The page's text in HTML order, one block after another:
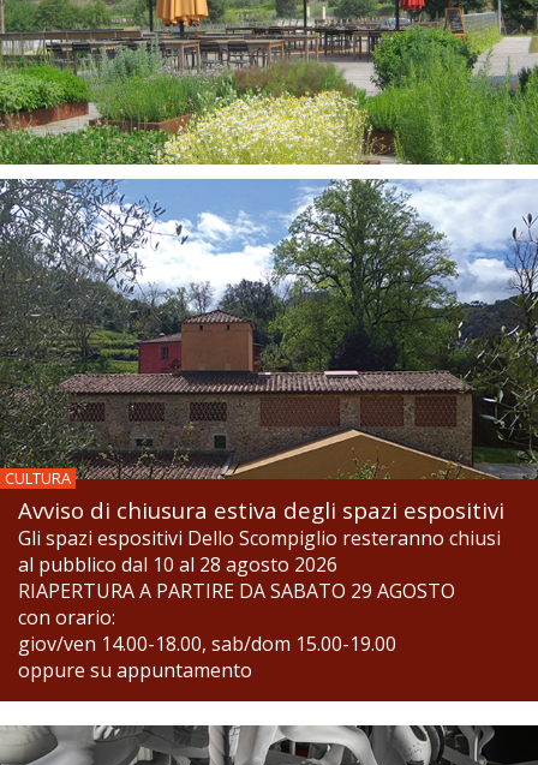
CULTURA
Avviso di chiusura estiva degli spazi espositivi
Gli spazi espositivi Dello Scompiglio resteranno chiusi
al pubblico dal 10 al 28 agosto 2026
RIAPERTURA A PARTIRE DA SABATO 29 AGOSTO
con orario:
giov/ven 14.00-18.00, sab/dom 15.00-19.00
oppure su appuntamento